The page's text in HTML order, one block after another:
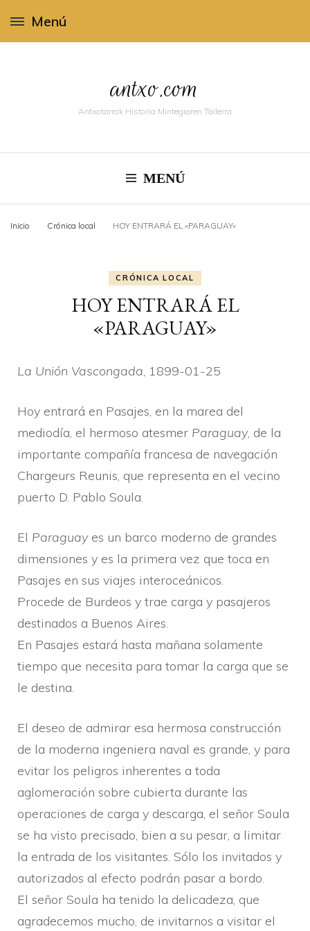
Menú
antxo.com
Antxotarrok Historia Mintegiaren Tailerra
MENÚ
Inicio Crónica local HOY ENTRARÁ EL «PARAGUAY»
CRÓNICA LOCAL
HOY ENTRARÁ EL
«PARAGUAY»
La Unión Vascongada, 1899-01-25
Hoy entrará en Pasajes, en la marea del
mediodí­a, el hermoso atesmer Paraguay, de la
importante compañí­a francesa de navegación
Chargeurs Reunis, que representa en el vecino
puerto D. Pablo Soula.
El Paraguayes un barco moderno de grandes
dimensiones y es la primera vez que toca en
Pasajes en sus viajes interoceánicos.
Procede de Burdeos y trae carga y pasajeros
destinados a Buenos Aires.
En Pasajes estará hasta mañana solamente
tiempo que necesita para tomar la carga que se
le destina.
El deseo de admirar esa hermosa construcción
de la moderna ingeniera naval es grande, y para
evitar los peligros inherentes a toda
aglomeración sobre cubierta durante las
operaciones de carga y descarga, el señor Soula
se ha visto precisado, bien a su pesar, a limitar
la entrada de los visitantes. Sólo los invitados y
autorizados al efecto podrán pasar a bordo.
El señor Soula ha tenido la delicadeza, que
agradecemos mucho, de invitarnos a visitar el